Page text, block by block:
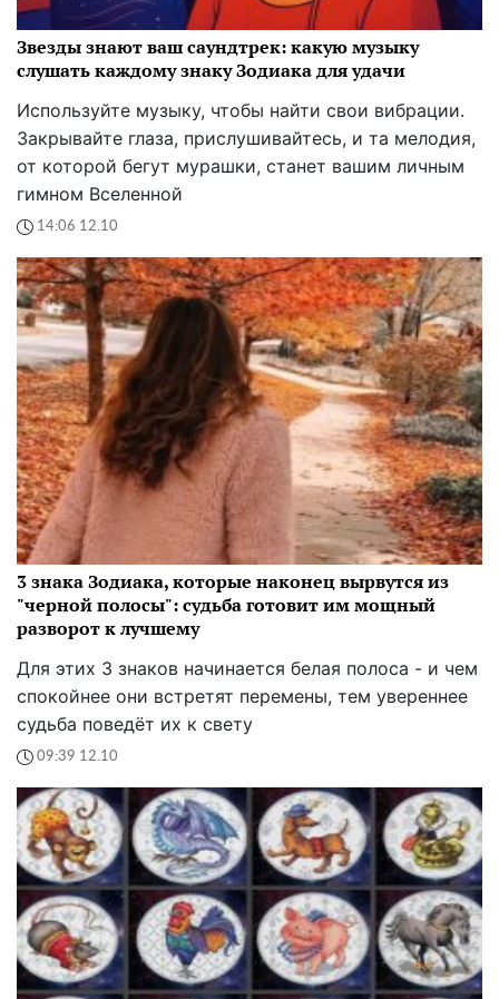
Звезды знают ваш саундтрек: какую музыку
слушать каждому знаку Зодиака для удачи
Используйте музыку, чтобы найти свои вибрации.
Закрывайте глаза, прислушивайтесь, и та мелодия,
от которой бегут мурашки, станет вашим личным
гимном Вселенной
14:06 12.10
3 знака Зодиака, которые наконец вырвутся из
"черной полосы": судьба готовит им мощный
разворот к лучшему
Для этих 3 знаков начинается белая полоса - и чем
спокойнее они встретят перемены, тем увереннее
судьба поведёт их к свету
09:39 12.10